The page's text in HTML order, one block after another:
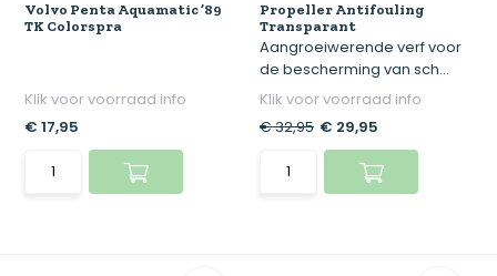
Volvo Penta Aquamatic ’89
TK Colorspra
Klik voor voorraad info
€ 17,95
Propeller Antifouling
Transparant
Aangroeiwerende verf voor
de bescherming van sch...
Klik voor voorraad info
€ 32,95 € 29,95